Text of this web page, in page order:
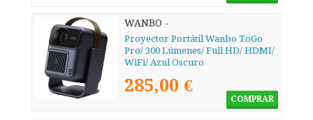
WANBO -
Proyector Portátil Wanbo ToGo
Pro/ 300 Lúmenes/ Full HD/ HDMI/
WiFi/ Azul Oscuro
285,00 €
COMPRAR